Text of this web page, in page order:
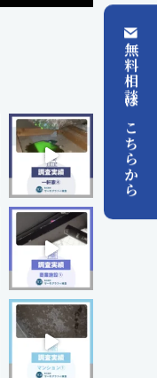
無料相談はこちらから